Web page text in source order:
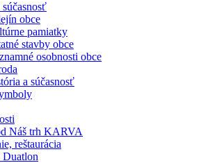
obce
pamiatky
stavby obce
osobnosti obce
a súčasnosť
Náš trh KARVA
reštaurácia